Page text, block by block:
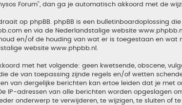
Forum”, dan ga je automatisch akkoord met de
op phpBB. phpBB is een bulletinboardoplossing
en via de Nederlandstalige website
en/of de houding van wat er is toegestaan en wat
website www.phpbb.nl
met het volgende: geen kwetsende, obscene,
de van toepassing zijnde regels en/of wetten
van dergelijke berichten kan ertoe leiden dat je met
IP-adressen van alle berichten worden opgeslagen
onderwerp te verwijderen, te wijzigen, te sluiten of